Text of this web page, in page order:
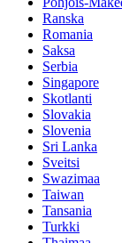
Ranska
Romania
Saksa
Serbia
Singapore
Skotlanti
Slovakia
Slovenia
Sri Lanka
Sveitsi
Swazimaa
Taiwan
Tansania
Turkki